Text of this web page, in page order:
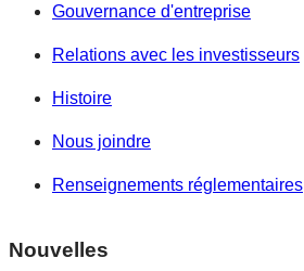
Gouvernance d'entreprise
Relations avec les investisseurs
Histoire
Nous joindre
Renseignements réglementaires
Nouvelles